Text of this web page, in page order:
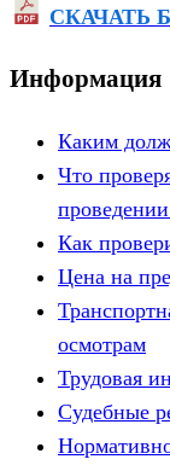
СКАЧАТЬ
Информация
Каким
Что
Как
Цена на
осмотрам
Трудовая
Судебные